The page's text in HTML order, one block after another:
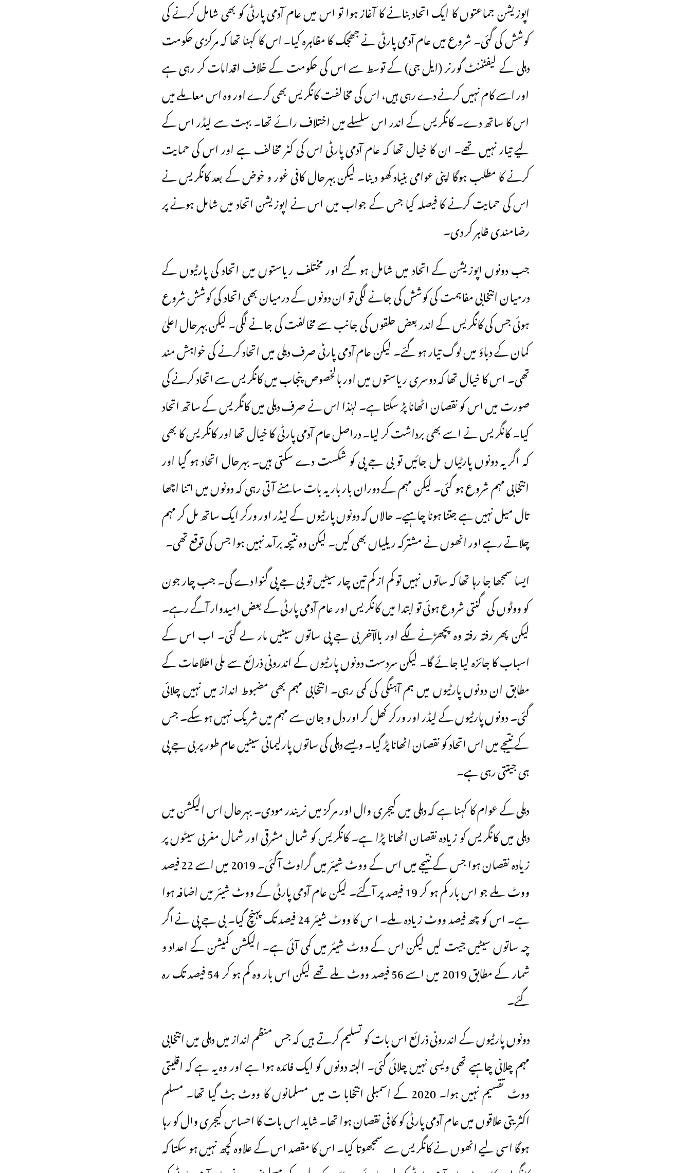
اپوزیشن جماعتوں کا ایک اتحاد بنانے کا آغاز ہوا تو اس میں عام آدمی پارٹی کو بھی شامل کرنے کی
کوشش کی گئی۔ شروع میں عام آدمی پارٹی نے جھجک کا مظاہرہ کیا۔ اس کا کہنا تھا کہ مرکزی حکومت
دہلی کے لیفٹننٹ گورنر (ایل جی) کے توسط سے اس کی حکومت کے خلاف اقدامات کر رہی ہے
اور اسے کام نہیں کرنے دے رہی ہیں، اس کی مخالفت کانگریس بھی کرے اور وہ اس معاملے میں
اس کا ساتھ دے۔ کانگریس کے اندر اس سلسلے میں اختلاف رائے تھا۔ بہت سے لیڈر اس کے
لیے تیار نہیں تھے۔ ان کا خیال تھا کہ عام آدمی پارٹی اس کی کٹر مخالف ہے اور اس کی حمایت
کرنے کا مطلب ہوگا اپنی عوامی بنیاد کھو دینا۔ لیکن بہرحال کافی غور و خوض کے بعد کانگریس نے
اس کی حمایت کرنے کا فیصلہ کیا جس کے جواب میں اس نے اپوزیشن اتحاد میں شامل ہونے پر
رضامندی ظاہر کر دی۔
جب دونوں اپوزیشن کے اتحاد میں شامل ہو گئے اور مختلف ریاستوں میں اتحاد کی پارٹیوں کے
درمیان انتخابی مفاہمت کی کوشش کی جانے لگی تو ان دونوں کے درمیان بھی اتحاد کی کوشش شروع
ہوئی جس کی کانگریس کے اندر بعض حلقوں کی جانب سے مخالفت کی جانے لگی۔ لیکن بہرحال اعلیٰ
کمان کے دباؤ میں لوگ تیار ہو گئے۔ لیکن عام آدمی پارٹی صرف دہلی میں اتحاد کرنے کی خواہش مند
تھی۔ اس کا خیال تھا کہ دوسری ریاستوں میں اور بالخصوص پنجاب میں کانگریس سے اتحاد کرنے کی
صورت میں اس کو نقصان اٹھانا پڑ سکتا ہے۔ لہٰذا اس نے صرف دہلی میں کانگریس کے ساتھ اتحاد
کیا۔ کانگریس نے اسے بھی برداشت کر لیا۔ دراصل عام آدمی پارٹی کا خیال تھا اور کانگریس کا بھی
کہ اگر یہ دونوں پارٹیاں مل جائیں تو بی جے پی کو شکست دے سکتی ہیں۔ بہرحال اتحاد ہو گیا اور
انتخابی مہم شروع ہو گئی۔ لیکن مہم کے دوران بار بار یہ بات سامنے آتی رہی کہ دونوں میں اتنا اچھا
تال میل نہیں ہے جتنا ہونا چاہیے۔ حالاں کہ دونوں پارٹیوں کے لیڈر اور ورکر ایک ساتھ مل کر مہم
چلاتے رہے اور انھوں نے مشترکہ ریلیاں بھی کیں۔ لیکن وہ نتیجہ برآمد نہیں ہوا جس کی توقع تھی۔
ایسا سمجھا جا رہا تھا کہ ساتوں نہیں تو کم از کم تین چار سیٹیں تو بی جے پی گنوا دے گی۔ جب چار جون
کو ووٹوں کی گنتی شروع ہوئی تو ابتدا میں کانگریس اور عام آدمی پارٹی کے بعض امیدوار آگے رہے۔
لیکن پھر رفتہ رفتہ وہ پچھڑنے لگے اور بالآخر بی جے پی ساتوں سیٹیں مار لے گئی۔ اب اس کے
اسباب کا جائزہ لیا جائے گا۔ لیکن سردست دونوں پارٹیوں کے اندرونی ذرائع سے ملی اطلاعات کے
مطابق ان دونوں پارٹیوں میں ہم آہنگی کی کمی رہی۔ انتخابی مہم بھی مضبوط انداز میں نہیں چلائی
گئی۔ دونوں پارٹیوں کے لیڈر اور ورکر کھل کر اور دل و جان سے مہم میں شریک نہیں ہو سکے۔ جس
کے نتیجے میں اس اتحاد کو نقصان اٹھانا پڑ گیا۔ ویسے دہلی کی ساتوں پارلیمانی سیٹیں عام طور پر بی جے پی
ہی جیتتی رہی ہے۔
دہلی کے عوام کا کہنا ہے کہ دہلی میں کیجری وال اور مرکز میں نریندر مودی۔ بہرحال اس الیکشن میں
دہلی میں کانگریس کو زیادہ نقصان اٹھانا پڑا ہے۔ کانگریس کو شمال مشرقی اور شمال مغربی سیٹوں پر
زیادہ نقصان ہوا جس کے نتیجے میں اس کے ووٹ شیئر میں گراوٹ آگئی۔ 2019 میں اسے 22 فیصد
ووٹ ملے جو اس بار کم ہو کر 19 فیصد پر آگئے۔ لیکن عام آدمی پارٹی کے ووٹ شیئر میں اضافہ ہوا
ہے۔ اس کو چھ فیصد ووٹ زیادہ ملے۔ ا س کا ووٹ شیئر 24 فیصد تک پہنچ گیا۔ بی جے پی نے اگر
چہ ساتوں سیٹیں جیت لیں لیکن اس کے ووٹ شیئر میں کمی آئی ہے۔ الیکشن کمیشن کے اعداد و
شمار کے مطابق 2019 میں اسے 56 فیصد ووٹ ملے تھے لیکن اس بار وہ کم ہو کر 54 فیصد تک رہ
گئے۔
دونوں پارٹیوں کے اندرونی ذرائع اس بات کو تسلیم کرتے ہیں کہ جس منظم انداز میں دہلی میں انتخابی
مہم چلانی چاہیے تھی ویسی نہیں چلائی گئی۔ البتہ دونوں کو ایک فائدہ ہوا ہے اور وہ یہ ہے کہ اقلیتی
ووٹ تقسیم نہیں ہوا۔ 2020 کے اسمبلی انتخابا ت میں مسلمانوں کا ووٹ بٹ گیا تھا۔ مسلم
اکثریتی علاقوں میں عام آدمی پارٹی کو کافی نقصان ہوا تھا۔ شاید اس بات کا احساس کیجری وال کو رہا
ہوگا اسی لیے انھوں نے کانگریس سے سمجھوتا کیا۔ اس کا مقصد اس کے علاوہ کچھ نہیں ہو سکتا کہ